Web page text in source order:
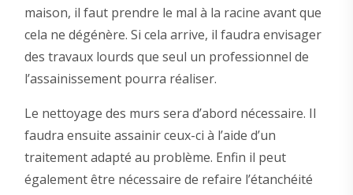
maison, il faut prendre le mal à la racine avant que
cela ne dégénère. Si cela arrive, il faudra envisager
des travaux lourds que seul un professionnel de
l’assainissement pourra réaliser.
Le nettoyage des murs sera d’abord nécessaire. Il
faudra ensuite assainir ceux-ci à l’aide d’un
traitement adapté au problème. Enfin il peut
également être nécessaire de refaire l’étanchéité